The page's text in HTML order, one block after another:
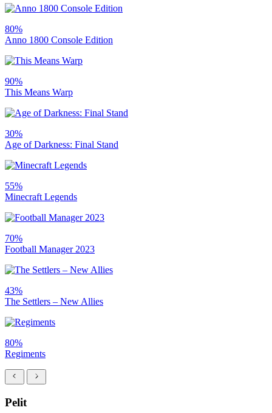
80%
Anno 1800 Console Edition
90%
This Means Warp
30%
Age of Darkness: Final Stand
55%
Minecraft Legends
70%
Football Manager 2023
43%
The Settlers – New Allies
80%
Regiments
Pelit